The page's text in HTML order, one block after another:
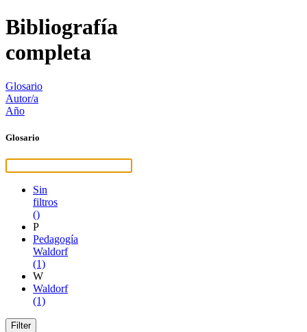
Bibliografía
completa
Glosario
Autor/a
Año
Glosario
Sin
filtros
()
P
Pedagogía
Waldorf
(1)
W
Waldorf
(1)